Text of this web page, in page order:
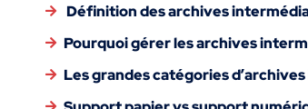
Définition des archives
Pourquoi gérer les archives
Les grandes catégories